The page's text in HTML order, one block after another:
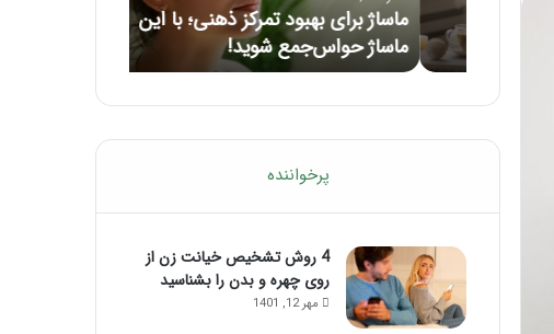
حواس‌جمع
شوید!
ماساژ برای بهبود تمرکز ذهنی؛ با این
ماساژ حواس‌جمع شوید!
ژل
پرخواننده
4 روش تشخیص خیانت زن از
روی چهره و بدن را بشناسید
مهر 12, 1401